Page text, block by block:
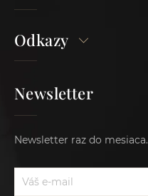
Odkazy
Newsletter
Newsletter raz do mesiaca.